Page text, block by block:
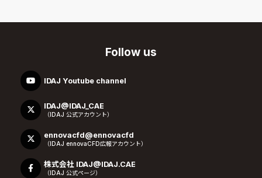
Follow us
IDAJ Youtube channel
IDAJ@IDAJ_CAE
（IDAJ 公式アカウント）
ennovacfd@ennovacfd
（IDAJ ennovaCFD広報アカウント）
株式会社 IDAJ@IDAJ.CAE
（IDAJ 公式ページ）